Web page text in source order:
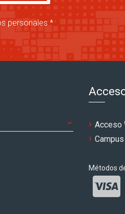
personales *
Acceso
Métodos